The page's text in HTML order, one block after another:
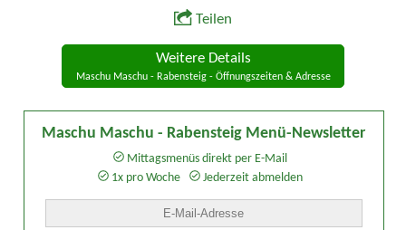
Teilen
Weitere Details
Maschu Maschu - Rabensteig - Öffnungszeiten & Adresse
Maschu Maschu - Rabensteig Menü-Newsletter
Mittagsmenüs direkt per E-Mail
1x pro Woche
Jederzeit abmelden